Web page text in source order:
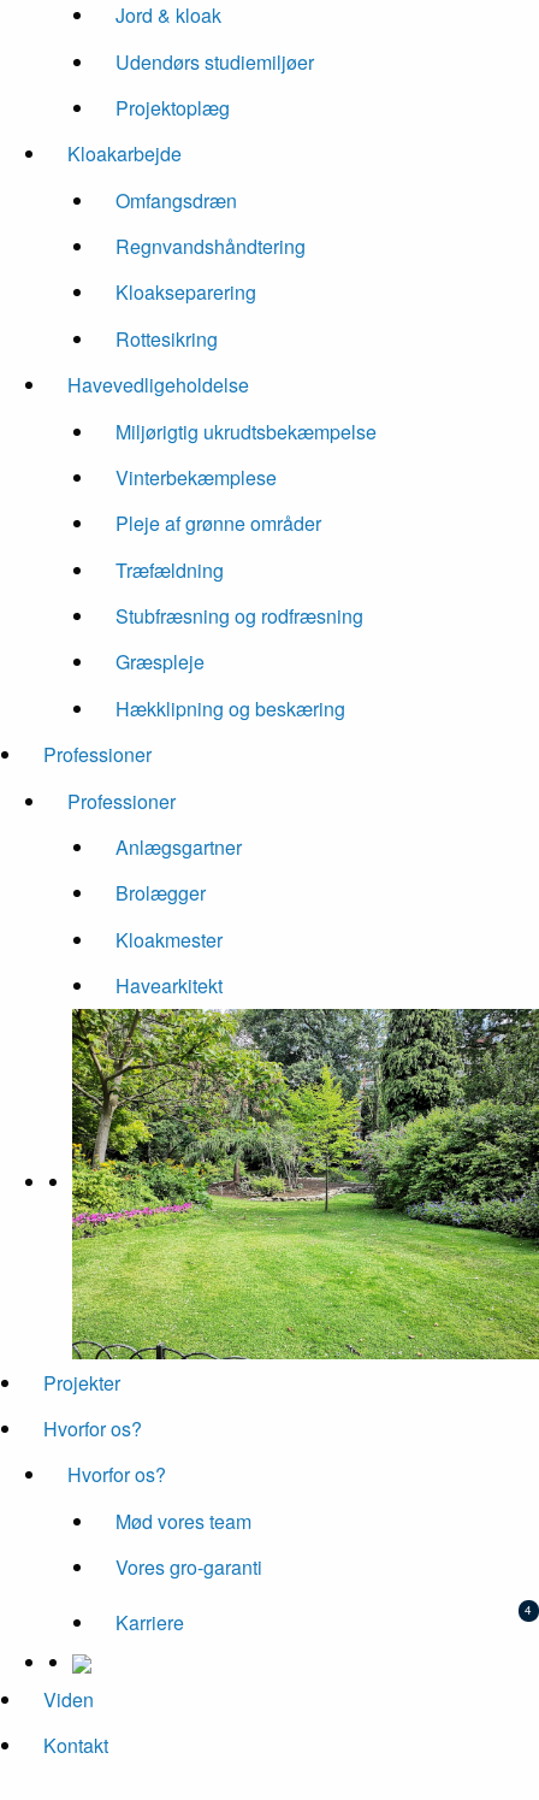
Jord & kloak
Udendørs studiemiljøer
Projektoplæg
Kloakarbejde
Omfangsdræn
Regnvandshåndtering
Kloakseparering
Rottesikring
Havevedligeholdelse
Miljørigtig ukrudtsbekæmpelse
Vinterbekæmplese
Pleje af grønne områder
Træfældning
Stubfræsning og rodfræsning
Græspleje
Hækklipning og beskæring
Professioner
Professioner
Anlægsgartner
Brolægger
Kloakmester
Havearkitekt
Projekter
Hvorfor os?
Hvorfor os?
Mød vores team
Vores gro-garanti
Karriere
Viden
Kontakt